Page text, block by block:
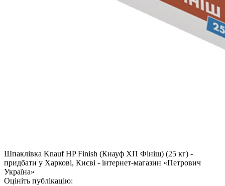
Шпаклівка Knauf HP Finish (Кнауф ХП Фініш) (25 кг) -
придбати у Харкові, Києві - інтернет-магазин «Петрович
Україна»
Оцініть публікацію: